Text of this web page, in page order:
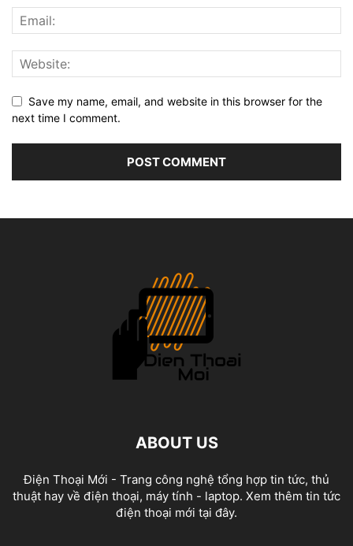
Save my name, email, and website in this browser for the
next time I comment.
ABOUT US
Điện Thoại Mới - Trang công nghệ tổng hợp tin tức, thủ
thuật hay về điện thoại, máy tính - laptop. Xem thêm tin tức
điện thoại mới tại đây.